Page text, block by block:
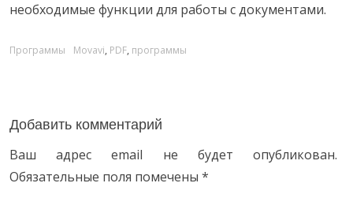
необходимые функции для работы с документами.
C
o
r
Программы
T
Movavi, PDF, программы
Добавить комментарий
Ваш адрес email не будет опубликован.
Обязательные поля помечены *